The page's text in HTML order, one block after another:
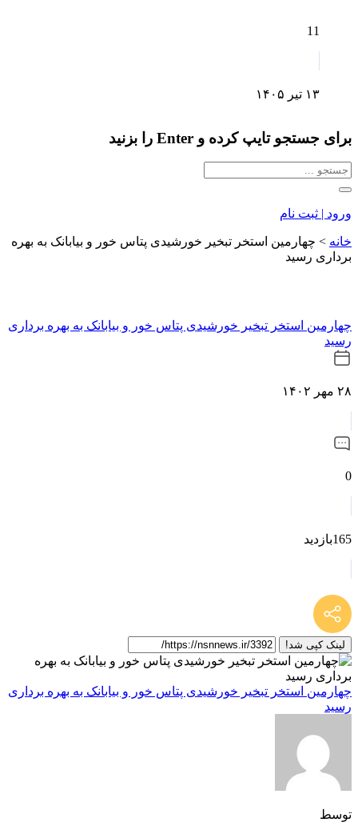
11
۱۳ تیر ۱۴۰۵
برای جستجو تایپ کرده و Enter را بزنید
ورود | ثبت نام
خانه > چهارمین استخر تبخیر خورشیدی پتاس خور و بیابانک به بهره
برداری رسید
چهارمین استخر تبخیر خورشیدی پتاس خور و بیابانک به بهره برداری
رسید
۲۸ مهر ۱۴۰۲
0
165بازدید
لینک کپی شد!
چهارمین استخر تبخیر خورشیدی پتاس خور و بیابانک به بهره برداری
رسید
توسط